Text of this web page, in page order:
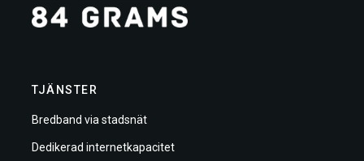
TJÄNSTER
Bredband via stadsnät
Dedikerad internetkapacitet